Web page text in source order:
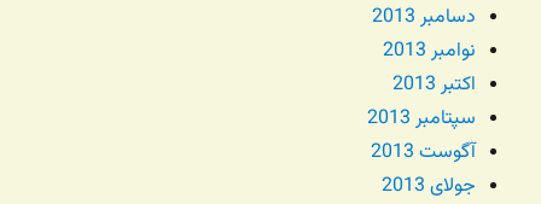
دسامبر 2013
نوامبر 2013
اکتبر 2013
سپتامبر 2013
آگوست 2013
جولای 2013